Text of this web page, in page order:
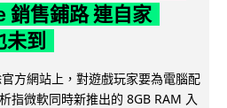
銷售鋪路 連自家
到
方網站上，對遊戲玩家要為電腦配
指微軟同時新推出的 8GB RAM 入